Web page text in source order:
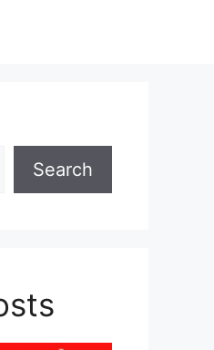
Search